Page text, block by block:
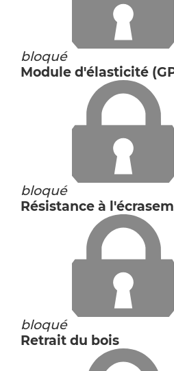
bloqué
Module d'élasticité
bloqué
Résistance à
bloqué
Retrait du bois